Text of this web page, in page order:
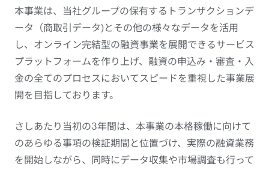
本事業は、当社グループの保有するトランザクションデ
ータ（商取引データ)とその他の様々なデータを活用
し、オンライン完結型の融資事業を展開できるサービス
プラットフォームを作り上げ、融資の申込み・審査・入
金の全てのプロセスにおいてスピードを重視した事業展
開を目指しております。
さしあたり当初の3年間は、本事業の本格稼働に向けて
のあらゆる事項の検証期間と位置づけ、実際の融資業務
を開始しながら、同時にデータ収集や市場調査も行って